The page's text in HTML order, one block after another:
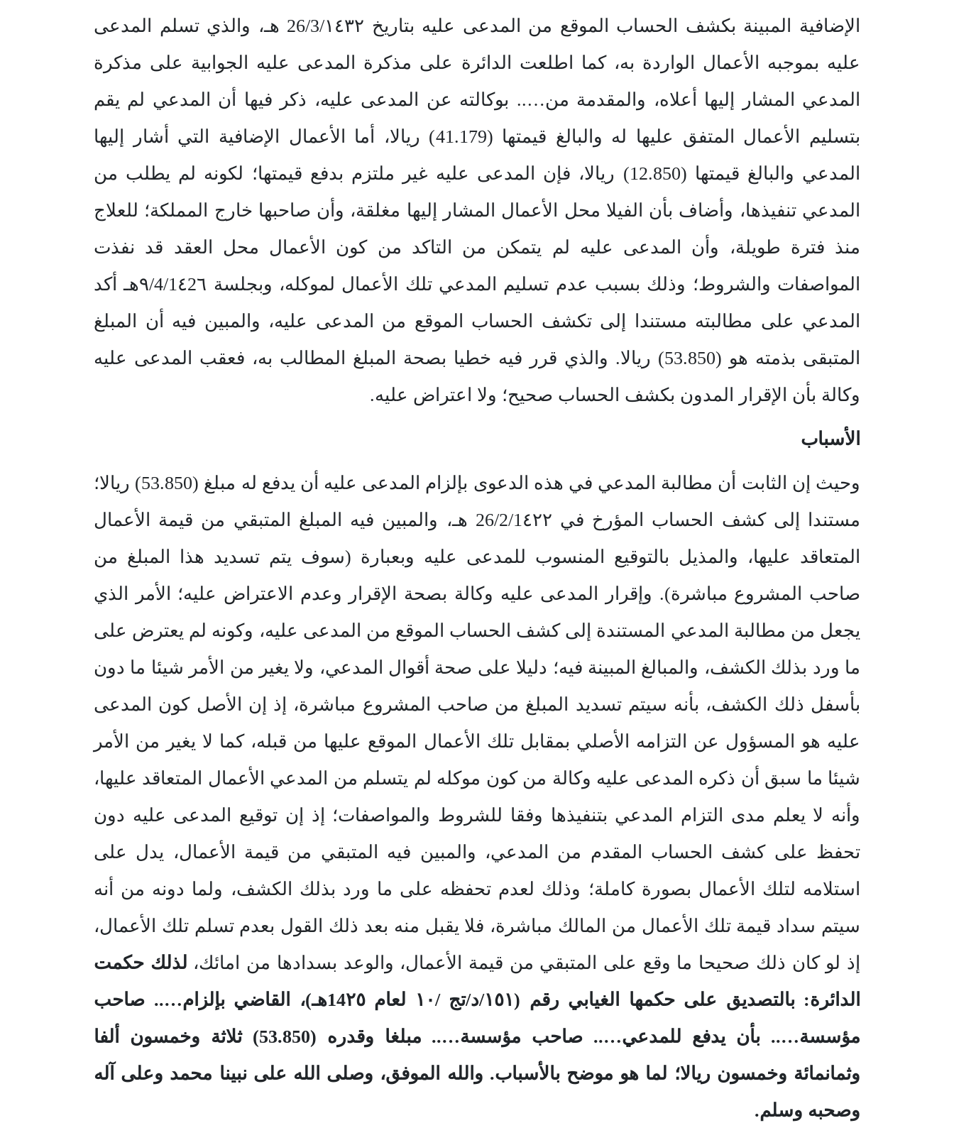
الإضافية المبينة بكشف الحساب الموقع من المدعى عليه بتاريخ 26/3/١٤٣٢ هـ، والذي تسلم المدعى
عليه بموجبه الأعمال الواردة به، كما اطلعت الدائرة على مذكرة المدعى عليه الجوابية على مذكرة
المدعي المشار إليها أعلاه، والمقدمة من….. بوكالته عن المدعى عليه، ذكر فيها أن المدعي لم يقم
بتسليم الأعمال المتفق عليها له والبالغ قيمتها (41.179) ريالا، أما الأعمال الإضافية التي أشار إليها
المدعي والبالغ قيمتها (12.850) ريالا، فإن المدعى عليه غير ملتزم بدفع قيمتها؛ لكونه لم يطلب من
المدعي تنفيذها، وأضاف بأن الفيلا محل الأعمال المشار إليها مغلقة، وأن صاحبها خارج المملكة؛ للعلاج
منذ فترة طويلة، وأن المدعى عليه لم يتمكن من التاكد من كون الأعمال محل العقد قد نفذت
المواصفات والشروط؛ وذلك بسبب عدم تسليم المدعي تلك الأعمال لموكله، وبجلسة ٩/4/1٤2٦هـ أكد
المدعي على مطالبته مستندا إلى تكشف الحساب الموقع من المدعى عليه، والمبين فيه أن المبلغ
المتبقى بذمته هو (53.850) ريالا. والذي قرر فيه خطيا بصحة المبلغ المطالب به، فعقب المدعى عليه
وكالة بأن الإقرار المدون بكشف الحساب صحيح؛ ولا اعتراض عليه.
الأسباب
وحيث إن الثابت أن مطالبة المدعي في هذه الدعوى بإلزام المدعى عليه أن يدفع له مبلغ (53.850) ريالا؛
مستندا إلى كشف الحساب المؤرخ في 26/2/1٤٢٢ هـ، والمبين فيه المبلغ المتبقي من قيمة الأعمال
المتعاقد عليها، والمذيل بالتوقيع المنسوب للمدعى عليه وبعبارة (سوف يتم تسديد هذا المبلغ من
صاحب المشروع مباشرة). وإقرار المدعى عليه وكالة بصحة الإقرار وعدم الاعتراض عليه؛ الأمر الذي
يجعل من مطالبة المدعي المستندة إلى كشف الحساب الموقع من المدعى عليه، وكونه لم يعترض على
ما ورد بذلك الكشف، والمبالغ المبينة فيه؛ دليلا على صحة أقوال المدعي، ولا يغير من الأمر شيئا ما دون
بأسفل ذلك الكشف، بأنه سيتم تسديد المبلغ من صاحب المشروع مباشرة، إذ إن الأصل كون المدعى
عليه هو المسؤول عن التزامه الأصلي بمقابل تلك الأعمال الموقع عليها من قبله، كما لا يغير من الأمر
شيئا ما سبق أن ذكره المدعى عليه وكالة من كون موكله لم يتسلم من المدعي الأعمال المتعاقد عليها،
وأنه لا يعلم مدى التزام المدعي بتنفيذها وفقا للشروط والمواصفات؛ إذ إن توقيع المدعى عليه دون
تحفظ على كشف الحساب المقدم من المدعي، والمبين فيه المتبقي من قيمة الأعمال، يدل على
استلامه لتلك الأعمال بصورة كاملة؛ وذلك لعدم تحفظه على ما ورد بذلك الكشف، ولما دونه من أنه
سيتم سداد قيمة تلك الأعمال من المالك مباشرة، فلا يقبل منه بعد ذلك القول بعدم تسلم تلك الأعمال،
إذ لو كان ذلك صحيحا ما وقع على المتبقي من قيمة الأعمال، والوعد بسدادها من امائك، لذلك حكمت
الدائرة: بالتصديق على حكمها الغيابي رقم (١٥١/د/تج /١٠ لعام 14٢٥هـ)، القاضي بإلزام….. صاحب
مؤسسة….. بأن يدفع للمدعي….. صاحب مؤسسة….. مبلغا وقدره (53.850) ثلاثة وخمسون ألفا
وثمانمائة وخمسون ريالا؛ لما هو موضح بالأسباب. والله الموفق، وصلى الله على نبينا محمد وعلى آله
وصحبه وسلم.